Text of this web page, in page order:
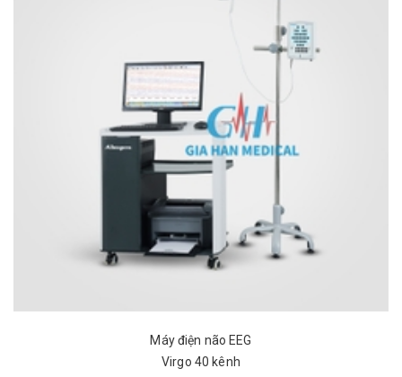
Máy điện não EEG
Virgo 40 kênh